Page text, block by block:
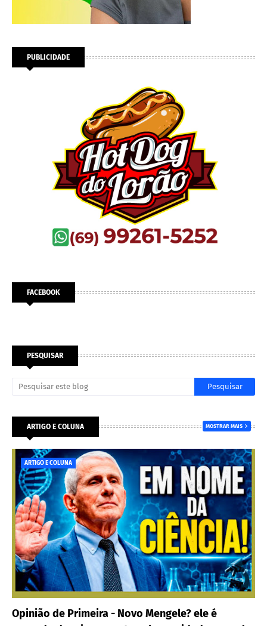
PUBLICIDADE
FACEBOOK
PESQUISAR
ARTIGO E COLUNA MOSTRAR MAIS
ARTIGO E COLUNA
Opinião de Primeira - Novo Mengele? ele é